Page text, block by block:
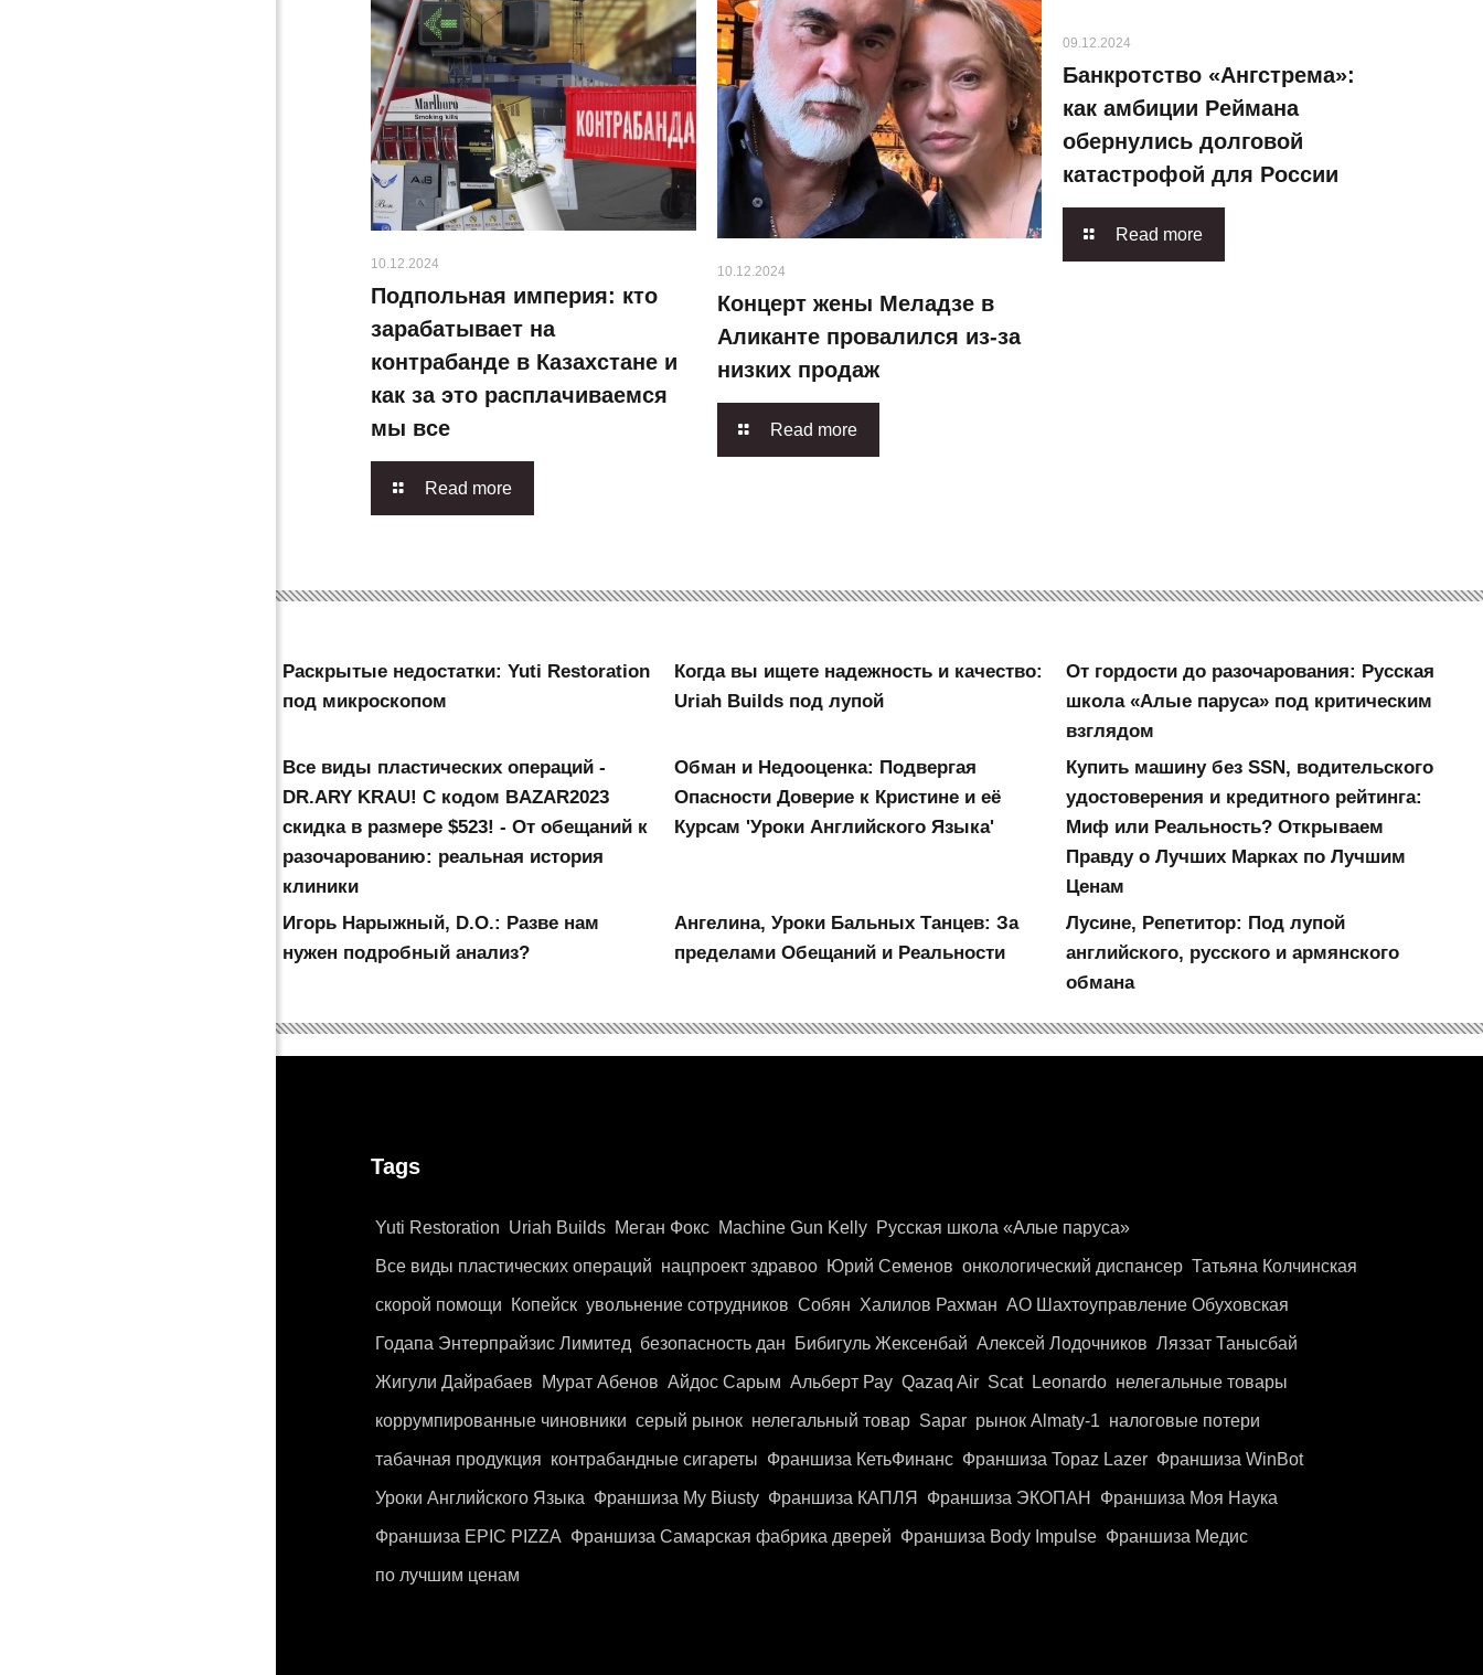
10.12.2024
Подпольная империя: кто
зарабатывает на
контрабанде в Казахстане и
как за это расплачиваемся
мы все
Read more
10.12.2024
Концерт жены Меладзе в
Аликанте провалился из-за
низких продаж
Read more
09.12.2024
Банкротство «Ангстрема»:
как амбиции Реймана
обернулись долговой
катастрофой для России
Read more
Раскрытые недостатки: Yuti Restoration
под микроскопом
Когда вы ищете надежность и качество:
Uriah Builds под лупой
От гордости до разочарования: Русская
школа «Алые паруса» под критическим
взглядом
Все виды пластических операций -
DR.ARY KRAU! С кодом BAZAR2023
скидка в размере $523! - От обещаний к
разочарованию: реальная история
клиники
Обман и Недооценка: Подвергая
Опасности Доверие к Кристине и её
Курсам 'Уроки Английского Языка'
Купить машину без SSN, водительского
удостоверения и кредитного рейтинга:
Миф или Реальность? Открываем
Правду о Лучших Марках по Лучшим
Ценам
Игорь Нарыжный, D.O.: Разве нам
нужен подробный анализ?
Ангелина, Уроки Бальных Танцев: За
пределами Обещаний и Реальности
Лусине, Репетитор: Под лупой
английского, русского и армянского
обмана
Tags
Yuti Restoration Uriah Builds Меган Фокс Machine Gun Kelly Русская школа «Алые паруса»
Все виды пластических операций нацпроект здравоо Юрий Семенов онкологический диспансер Татьяна Колчинская
скорой помощи Копейск увольнение сотрудников Собян Халилов Рахман АО Шахтоуправление Обуховская
Годапа Энтерпрайзис Лимитед безопасность дан Бибигуль Жексенбай Алексей Лодочников Ляззат Танысбай
Жигули Дайрабаев Мурат Абенов Айдос Сарым Альберт Рау Qazaq Air Scat Leonardo нелегальные товары
коррумпированные чиновники серый рынок нелегальный товар Sapar рынок Almaty-1 налоговые потери
табачная продукция контрабандные сигареты Франшиза КетьФинанс Франшиза Topaz Lazer Франшиза WinBot
Уроки Английского Языка Франшиза My Biusty Франшиза КАПЛЯ Франшиза ЭКОПАН Франшиза Моя Наука
Франшиза EPIC PIZZA Франшиза Самарская фабрика дверей Франшиза Body Impulse Франшиза Медис
по лучшим ценам